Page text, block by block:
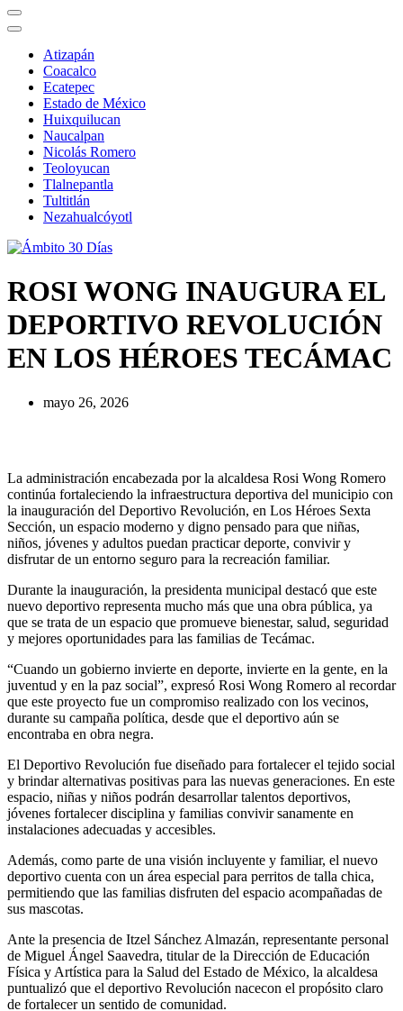
Atizapán
Coacalco
Ecatepec
Estado de México
Huixquilucan
Naucalpan
Nicolás Romero
Teoloyucan
Tlalnepantla
Tultitlán
Nezahualcóyotl
ROSI WONG INAUGURA EL
DEPORTIVO REVOLUCIÓN
EN LOS HÉROES TECÁMAC
mayo 26, 2026
La administración encabezada por la alcaldesa Rosi Wong Romero
continúa fortaleciendo la infraestructura deportiva del municipio con
la inauguración del Deportivo Revolución, en Los Héroes Sexta
Sección, un espacio moderno y digno pensado para que niñas,
niños, jóvenes y adultos puedan practicar deporte, convivir y
disfrutar de un entorno seguro para la recreación familiar.
Durante la inauguración, la presidenta municipal destacó que este
nuevo deportivo representa mucho más que una obra pública, ya
que se trata de un espacio que promueve bienestar, salud, seguridad
y mejores oportunidades para las familias de Tecámac.
“Cuando un gobierno invierte en deporte, invierte en la gente, en la
juventud y en la paz social”, expresó Rosi Wong Romero al recordar
que este proyecto fue un compromiso realizado con los vecinos,
durante su campaña política, desde que el deportivo aún se
encontraba en obra negra.
El Deportivo Revolución fue diseñado para fortalecer el tejido social
y brindar alternativas positivas para las nuevas generaciones. En este
espacio, niñas y niños podrán desarrollar talentos deportivos,
jóvenes fortalecer disciplina y familias convivir sanamente en
instalaciones adecuadas y accesibles.
Además, como parte de una visión incluyente y familiar, el nuevo
deportivo cuenta con un área especial para perritos de talla chica,
permitiendo que las familias disfruten del espacio acompañadas de
sus mascotas.
Ante la presencia de Itzel Sánchez Almazán, representante personal
de Miguel Ángel Saavedra, titular de la Dirección de Educación
Física y Artística para la Salud del Estado de México, la alcaldesa
puntualizó que el deportivo Revolución nacecon el propósito claro
de fortalecer un sentido de comunidad.